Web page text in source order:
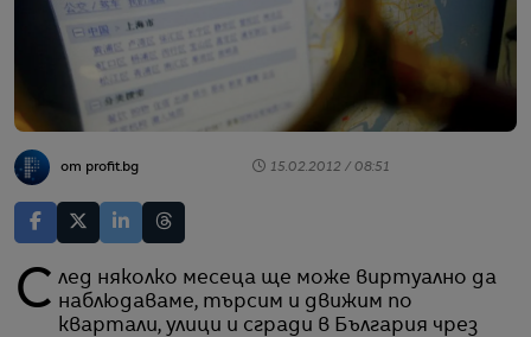
от profit.bg 15.02.2012 / 08:51
След няколко месеца ще може виртуално да наблюдаваме, търсим и движим по
квартали, улици и сгради в България чрез